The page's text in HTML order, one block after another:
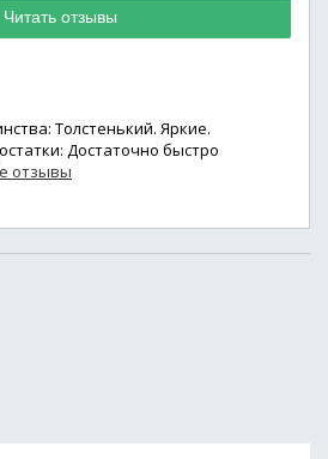
Читать отзывы
Толстенький. Яркие.
Достаточно быстро
отзывы